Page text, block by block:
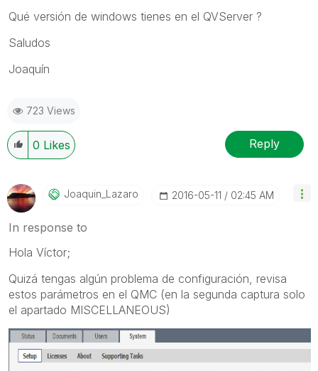
Qué versión de windows tienes en el QVServer ?
Saludos
Joaquín
723 Views
0 Likes Reply
Joaquin_Lazaro ‎2016-05-11 02:45 AM
In response to
Hola Víctor;
Quizá tengas algún problema de configuración, revisa
estos parámetros en el QMC (en la segunda captura solo
el apartado MISCELLANEOUS)